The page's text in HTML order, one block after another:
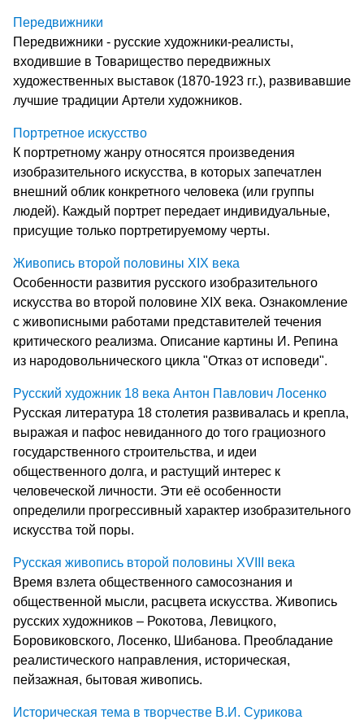
Передвижники
Передвижники - русские художники-реалисты,
входившие в Товарищество передвижных
художественных выставок (1870-1923 гг.), развивавшие
лучшие традиции Артели художников.
Портретное искусство
К портретному жанру относятся произведения
изобразительного искусства, в которых запечатлен
внешний облик конкретного человека (или группы
людей). Каждый портрет передает индивидуальные,
присущие только портретируемому черты.
Живопись второй половины ХІХ века
Особенности развития русского изобразительного
искусства во второй половине ХІХ века. Ознакомление
с живописными работами представителей течения
критического реализма. Описание картины И. Репина
из народовольнического цикла "Отказ от исповеди".
Русский художник 18 века Антон Павлович Лосенко
Русская литература 18 столетия развивалась и крепла,
выражая и пафос невиданного до того грациозного
государственного строительства, и идеи
общественного долга, и растущий интерес к
человеческой личности. Эти её особенности
определили прогрессивный характер изобразительного
искусства той поры.
Русская живопись второй половины XVIII века
Время взлета общественного самосознания и
общественной мысли, расцвета искусства. Живопись
русских художников – Рокотова, Левицкого,
Боровиковского, Лосенко, Шибанова. Преобладание
реалистического направления, историческая,
пейзажная, бытовая живопись.
Историческая тема в творчестве В.И. Сурикова